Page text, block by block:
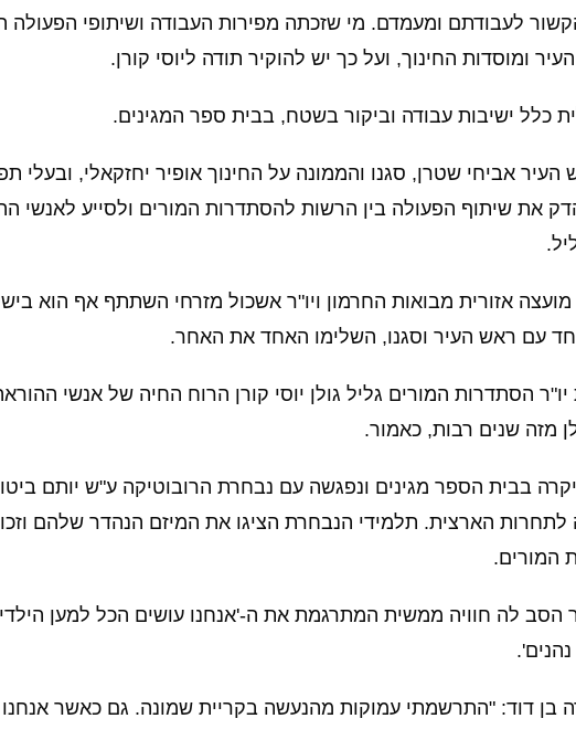
לעבודתם ומעמדם. מי שזכתה מפירות העבודה ושיתופי הפעולה
ומוסדות החינוך, ועל כך יש להוקיר תודה ליוסי קורן.
כלל ישיבות עבודה וביקור בשטח, בבית ספר המגינים.
אביחי שטרן, סגנו והממונה על החינוך אופיר יחזקאלי, ובעלי
את שיתוף הפעולה בין הרשות להסתדרות המורים ולסייע לאנשי
אזורית מבואות החרמון ויו"ר אשכול מזרחי השתתף אף הוא
עם ראש העיר וסגנו, השלימו האחד את האחר.
יו"ר הסתדרות המורים גליל גולן יוסי קורן הרוח החיה של אנשי
מזה שנים רבות, כאמור.
בבית הספר מגינים ונפגשה עם נבחרת הרובוטיקה ע"ש יותם
הארצית. תלמידי הנבחרת הציגו את המיזם הנהדר שלהם וזכו
המורים.
הסב לה חוויה ממשית המתרגמת את ה-'אנחנו עושים הכל למען
בן דוד: "התרשמתי עמוקות מהנעשה בקריית שמונה. גם כאשר